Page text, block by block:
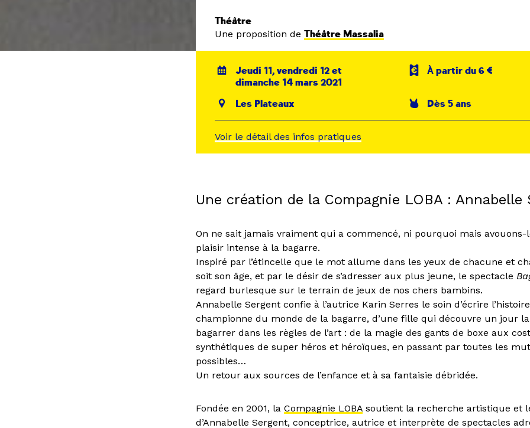
Théâtre
Une proposition deThéâtre Massalia
Jeudi 11, vendredi 12 et
dimanche 14 mars 2021
À partir du 6 €
Les Plateaux Dès 5 ans
Voir le détail des infos pratiques
Une création de la Compagnie LOBA : Annabelle
On ne sait jamais vraiment qui a commencé, ni pourquoi mais avouons-
plaisir intense à la bagarre.
Inspiré par l’étincelle que le mot allume dans les yeux de chacune et
soit son âge, et par le désir de s’adresser aux plus jeune, le spectacle
regard burlesque sur le terrain de jeux de nos chers bambins.
Annabelle Sergent confie à l’autrice Karin Serres le soin d’écrire
championne du monde de la bagarre, d’une fille qui découvre un jour
bagarrer dans les règles de l’art : de la magie des gants de boxe aux
synthétiques de super héros et héroïques, en passant par toutes les
possibles…
Un retour aux sources de l’enfance et à sa fantaisie débridée.
Fondée en 2001, laCompagnie LOBA soutient la recherche artistique et
d’Annabelle Sergent, conceptrice, autrice et interprète de spectacles